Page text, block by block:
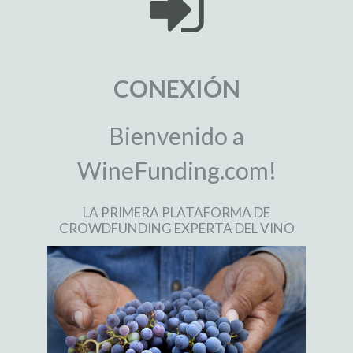
CONEXIÓN
Bienvenido a
WineFunding.com!
LA PRIMERA PLATAFORMA DE
CROWDFUNDING EXPERTA DEL VINO